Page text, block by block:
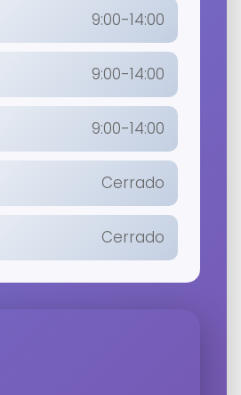
9:00-14:00
9:00-14:00
9:00-14:00
Cerrado
Cerrado